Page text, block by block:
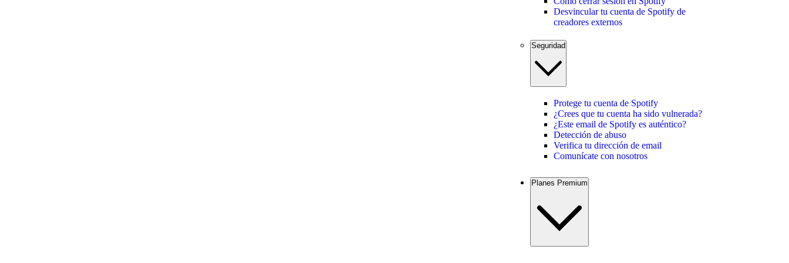
Desvincular tu cuenta de Spotify de
creadores externos
Seguridad
Protege tu cuenta de Spotify
¿Crees que tu cuenta ha sido vulnerada?
¿Este email de Spotify es auténtico?
Detección de abuso
Verifica tu dirección de email
Comunícate con nosotros
Planes Premium